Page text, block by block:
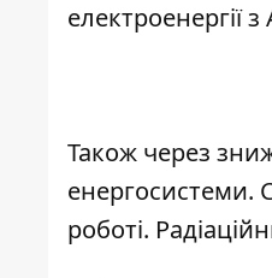
електроенергії
Також через
енергосистеми.
роботі.